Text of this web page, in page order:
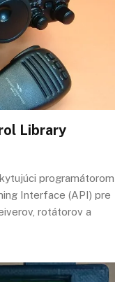
Library
programátorom
Interface (API) pre
rotátorov a